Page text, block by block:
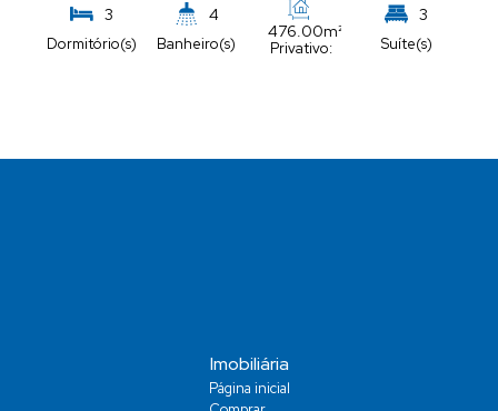
3
Dormitório(s)
4
Banheiro(s) Privativo:
476.00m²
3
Suíte(s)
Imobiliária
Página inicial